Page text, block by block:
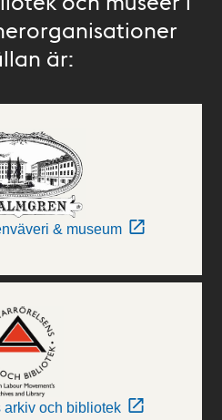
är:
& museum
arkiv och bibliotek